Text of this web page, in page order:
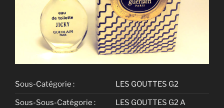
Sous-Catégorie : LES GOUTTES G2
Sous-Sous-Catégorie : LES GOUTTES G2 A